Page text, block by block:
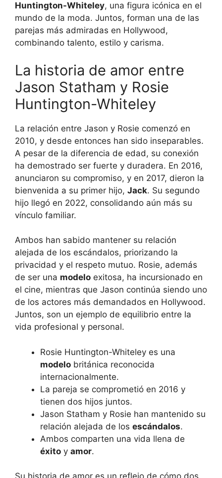
Huntington-Whiteley, una figura icónica en el
mundo de la moda. Juntos, forman una de las
parejas más admiradas en Hollywood,
combinando talento, estilo y carisma.
La historia de amor entre
Jason Statham y Rosie
Huntington-Whiteley
La relación entre Jason y Rosie comenzó en
2010, y desde entonces han sido inseparables.
A pesar de la diferencia de edad, su conexión
ha demostrado ser fuerte y duradera. En 2016,
anunciaron su compromiso, y en 2017, dieron la
bienvenida a su primer hijo, Jack. Su segundo
hijo llegó en 2022, consolidando aún más su
vínculo familiar.
Ambos han sabido mantener su relación
alejada de los escándalos, priorizando la
privacidad y el respeto mutuo. Rosie, además
de ser una modelo exitosa, ha incursionado en
el cine, mientras que Jason continúa siendo uno
de los actores más demandados en Hollywood.
Juntos, son un ejemplo de equilibrio entre la
vida profesional y personal.
Rosie Huntington-Whiteley es una
modelo británica reconocida
internacionalmente.
La pareja se comprometió en 2016 y
tienen dos hijos juntos.
Jason Statham y Rosie han mantenido su
relación alejada de los escándalos.
Ambos comparten una vida llena de
éxito y amor.
Su historia de amor es un reflejo de cómo dos